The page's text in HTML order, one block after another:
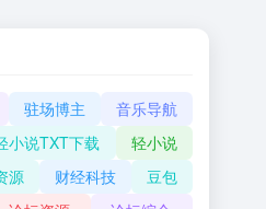
驻场博主
音乐导航
小说TXT下载
轻小说
源 财经科技
豆包